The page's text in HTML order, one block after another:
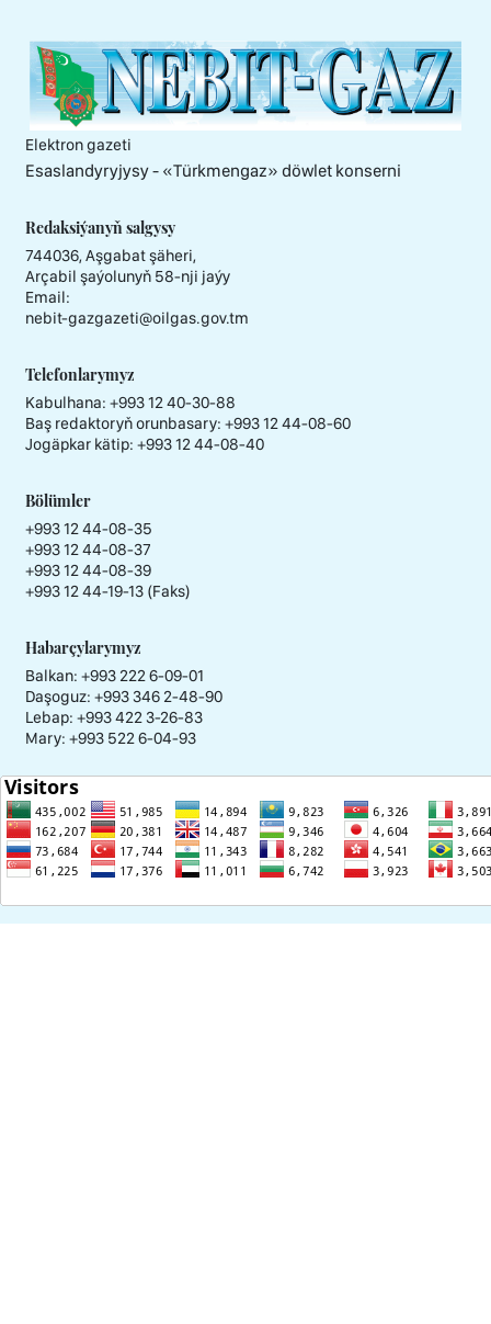
Elektron gazeti
Esaslandyryjysy - «Тürkmengaz» döwlet konserni
Redaksiýanyň salgysy
744036, Aşgabat şäheri,
Arçabil şaýolunyň 58-nji jaýy
Email:
nebit-gazgazeti@oilgas.gov.tm
Telefonlarymyz
Kabulhana: +993 12 40-30-88
Baş redaktoryň orunbasary: +993 12 44-08-60
Jogäpkar kätip: +993 12 44-08-40
Bölümler
+993 12 44-08-35
+993 12 44-08-37
+993 12 44-08-39
+993 12 44-19-13 (Faks)
Habarçylarymyz
Balkan: +993 222 6-09-01
Daşoguz: +993 346 2-48-90
Lebap: +993 422 3-26-83
Mary: +993 522 6-04-93